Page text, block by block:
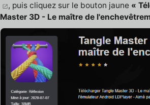
, puis cliquez sur le bouton jaune «
Master 3D - Le maître de